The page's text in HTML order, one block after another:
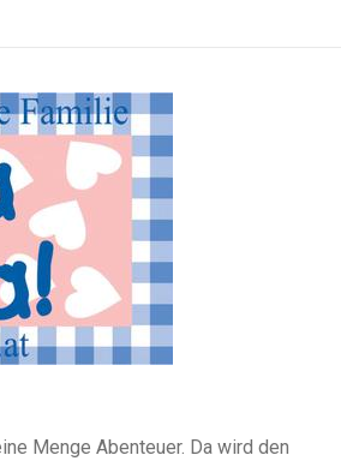
Menge Abenteuer. Da wird den